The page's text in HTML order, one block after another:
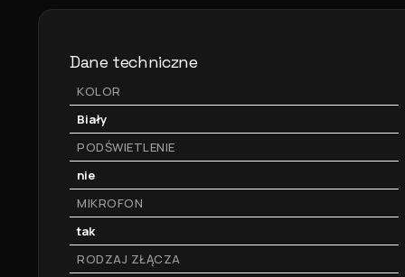
Dane techniczne
KOLOR
Biały
PODŚWIETLENIE
nie
MIKROFON
tak
RODZAJ ZŁĄCZA